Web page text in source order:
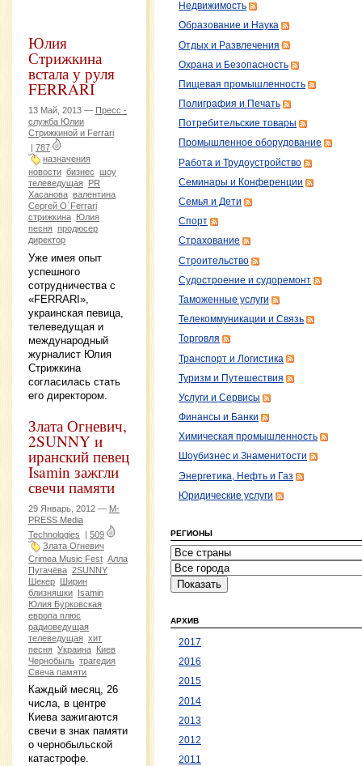
Юлия
Стрижкина
встала у руля
FERRARI
13 Май, 2013 — Пресс -
служба Юлии
Стрижкиной и Ferrari
787
назначения
новости бизнес шоу
телеведущая
PR
Хасанова валентина
Сергей О`Ferrari
стрижкина
Юлия
песня продюсер
директор
Уже имея опыт
успешного
сотрудничества с
«FERRARI»,
украинская певица,
телеведущая и
международный
журналист Юлия
Стрижкина
согласилась стать
его директором.
Злата Огневич,
2SUNNY и
иранский певец
Isamin зажгли
свечи памяти
29 Январь, 2012 — M-
PRESS Media
Technologies | 509
Злата Огневич
Crimea Music Fest Алла
Пугачёва 2SUNNY
Шекер Ширин
близняшки Isamin
Юлия Бурковская
европа плюс
радиоведущая
телеведущая хит
песня Украина Киев
Чернобыль трагедия
Свеча памяти
Каждый месяц, 26
числа, в центре
Киева зажигаются
свечи в знак памяти
о чернобыльской
катастрофе.
Недвижимость
Образование и Наука
Отдых и Развлечения
Охрана и Безопасность
Пищевая промышленность
Полиграфия и Печать
Потребительские товары
Промышленное оборудование
Работа и Трудоустройство
Семинары и Конференции
Семья и Дети
Спорт
Страхование
Строительство
Судостроение и судоремонт
Таможенные услуги
Телекоммуникации и Связь
Торговля
Транспорт и Логистика
Туризм и Путешествия
Услуги и Сервисы
Финансы и Банки
Химическая промышленность
Шоубизнес и Знаменитости
Энергетика, Нефть и Газ
Юридические услуги
РЕГИОНЫ
АРХИВ
2017
2016
2015
2014
2013
2012
2011